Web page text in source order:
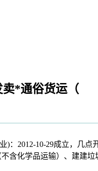
*通俗货运（
2012-10-29成立，几点
含化学品运输）、建建